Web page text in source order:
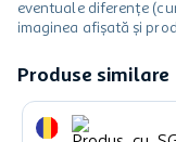
eventuale diferențe
imaginea afișată și
Produse similare